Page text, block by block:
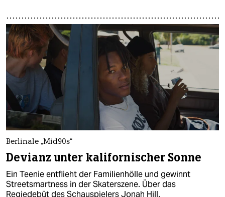
Berlinale „Mid90s“
Devianz unter kalifornischer Sonne
Ein Teenie entflieht der Familienhölle und gewinnt
Streetsmartness in der Skaterszene. Über das
Regiedebüt des Schauspielers Jonah Hill.